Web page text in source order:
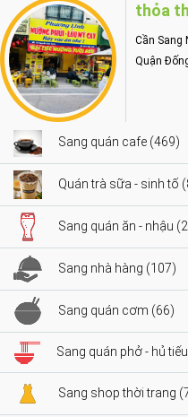
thỏa
Cần Sang
Quận
Sang quán cafe (469)
Quán trà sữa - sinh tố
Sang quán ăn - nhậu
Sang nhà hàng (107)
Sang quán cơm (66)
Sang quán phở - hủ
Sang shop thời trang